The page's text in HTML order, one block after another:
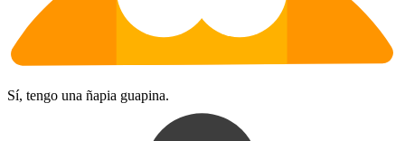
Sí, tengo una ñapia guapina.